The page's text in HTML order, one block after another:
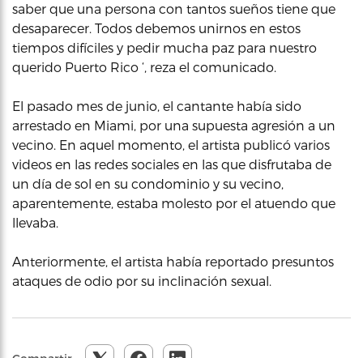
saber que una persona con tantos sueños tiene que
desaparecer. Todos debemos unirnos en estos
tiempos difíciles y pedir mucha paz para nuestro
querido Puerto Rico ‘, reza el comunicado.
El pasado mes de junio, el cantante había sido
arrestado en Miami, por una supuesta agresión a un
vecino. En aquel momento, el artista publicó varios
videos en las redes sociales en las que disfrutaba de
un día de sol en su condominio y su vecino,
aparentemente, estaba molesto por el atuendo que
llevaba.
Anteriormente, el artista había reportado presuntos
ataques de odio por su inclinación sexual.